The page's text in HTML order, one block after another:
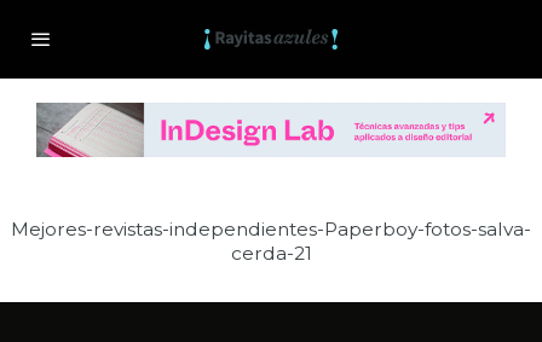
Mejores-revistas-independientes-Paperboy-fotos-salva-
cerda-21